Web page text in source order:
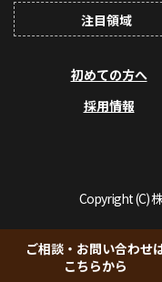
ご相談・お問い合わせ
こちらから
注目領域
初めての方へ
採用情報
Copyright (C)